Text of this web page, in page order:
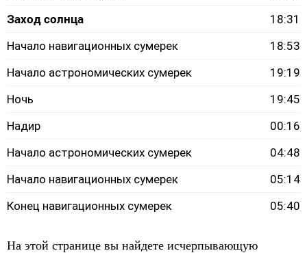
Заход солнца
18:31
Начало навигационных сумерек
18:53
Начало астрономических сумерек
19:19
Ночь
19:45
Надир
00:16
Начало астрономических сумерек
04:48
Начало навигационных сумерек
05:14
Конец навигационных сумерек
05:40
На этой странице вы найдете исчерпывающую